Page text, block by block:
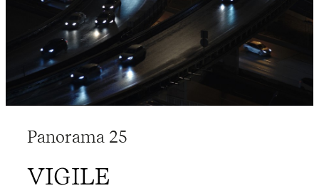
Panorama 25
VIGILE